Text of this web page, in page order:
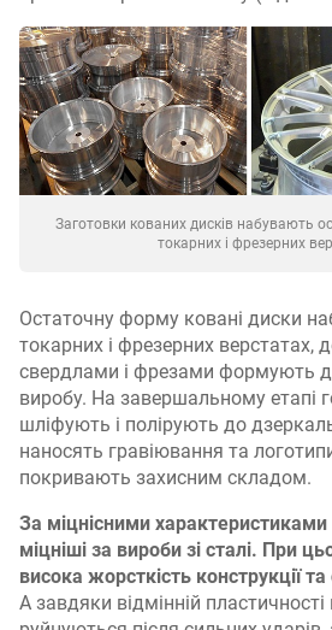
Заготовки кованих дисків набувають
токарних і фрезерних
Остаточну форму ковані диски
токарних і фрезерних верстатах,
свердлами і фрезами формують
виробу. На завершальному етапі
шліфують і полірують до
наносять гравіювання та
покривають захисним складом.
За міцнісними
міцніші за вироби зі сталі. При
висока жорсткість конструкції та
А завдяки відмінній